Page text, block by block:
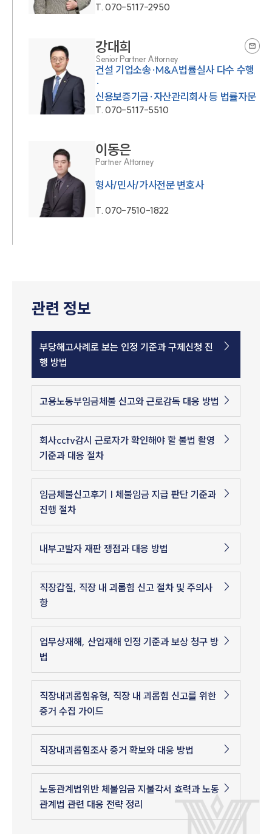
T.070-5117-2950
강대희
Senior Partner Attorney
건설 기업소송·M&A법률실사 다수 수행
·
신용보증기금·자산관리회사 등 법률자문
T.070-5117-5510
이동은
Partner Attorney
형사/민사/가사전문 변호사
T.070-7510-1822
관련 정보
부당해고사례로 보는 인정 기준과 구제신청 진
행 방법
고용노동부임금체불 신고와 근로감독 대응 방법
회사cctv감시 근로자가 확인해야 할 불법 촬영
기준과 대응 절차
임금체불신고후기 | 체불임금 지급 판단 기준과
진행 절차
내부고발자 재판 쟁점과 대응 방법
직장갑질, 직장 내 괴롭힘 신고 절차 및 주의사
항
업무상재해, 산업재해 인정 기준과 보상 청구 방
법
직장내괴롭힘유형, 직장 내 괴롭힘 신고를 위한
증거 수집 가이드
직장내괴롭힘조사 증거 확보와 대응 방법
노동관계법위반 체불임금 지불각서 효력과 노동
관계법 관련 대응 전략 정리